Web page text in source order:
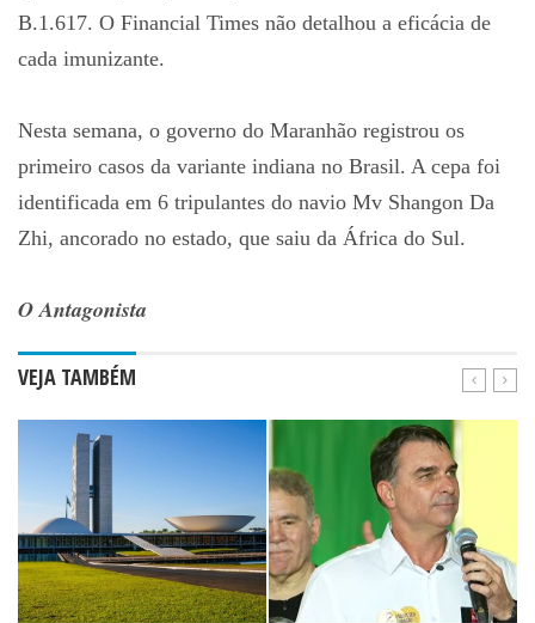
B.1.617. O Financial Times não detalhou a eficácia de
cada imunizante.
Nesta semana, o governo do Maranhão registrou os
primeiro casos da variante indiana no Brasil. A cepa foi
identificada em 6 tripulantes do navio Mv Shangon Da
Zhi, ancorado no estado, que saiu da África do Sul.
O Antagonista
VEJA TAMBÉM